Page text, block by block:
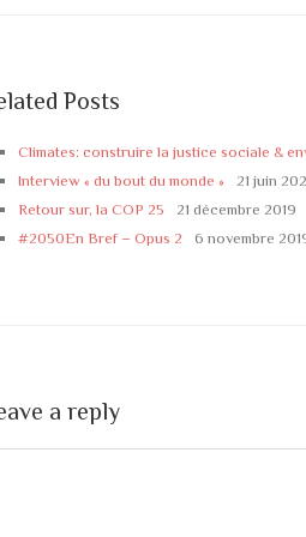
Posts
Climates: construire la justice sociale &
Interview « du bout du monde »
21 juin
Retour sur, la COP 25
21 décembre 2019
#2050En Bref – Opus 2
6 novembre
a reply